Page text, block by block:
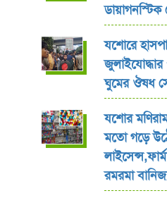
ডায়াগনস্টিক
যশোরে
ঘুমের ঔষধ
যশোর
মতো গড়ে
রমরমা